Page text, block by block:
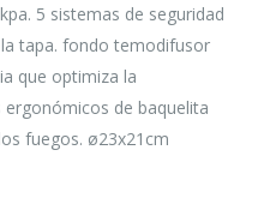
5 sistemas de seguridad
tapa. fondo temodifusor
que optimiza la
de baquelita
fuegos. ø23x21cm